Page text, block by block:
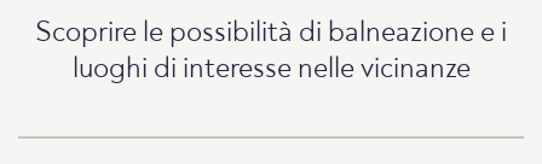
Scoprire le possibilità di balneazione e i
luoghi di interesse nelle vicinanze